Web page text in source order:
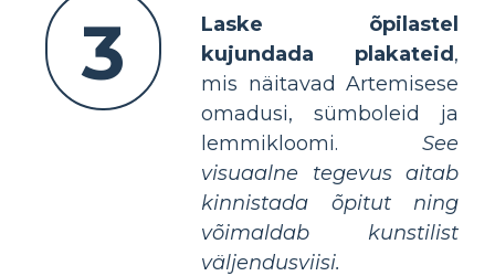
3
Laske õpilastel
kujundada plakateid ,
mis näitavad Artemisese
omadusi, sümboleid ja
lemmikloomi. See
visuaalne tegevus aitab
kinnistada õpitut ning
võimaldab kunstilist
väljendusviisi.